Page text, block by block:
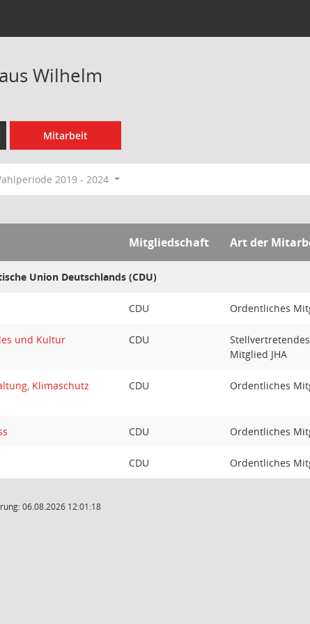
Wilhelm
Mitarbeit
2019 - 2024
Mitgliedschaft Art der
Union Deutschlands (CDU)
CDU Ordentliches
und Kultur CDU
Mitglied JHA
Klimaschutz
CDU Ordentliches
CDU Ordentliches
CDU Ordentliches
06.08.2026 12:01:18